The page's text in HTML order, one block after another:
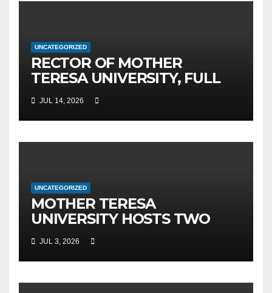
UNCATEGORIZED
RECTOR OF MOTHER
TERESA UNIVERSITY, FULL
PROF. BEKIM FETAJI, PH.D.,
HOSTED AN OFFICIAL
MEETING WITH THE
GENERAL DIRECTOR OF JSC
JUL 14, 2026
UNCATEGORIZED
MOTHER TERESA
UNIVERSITY HOSTS TWO
MAJOR INTERNATIONAL
SCIENTIFIC EVENTS – MTU
RECTOR FETAJI HOLDS
WORKING MEETING WITH
JUL 3, 2026